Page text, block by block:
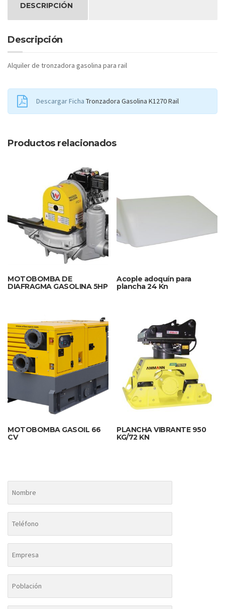
DESCRIPCIÓN
Descripción
Alquiler de tronzadora gasolina para rail
Descargar Ficha Tronzadora Gasolina K1270 Rail
Productos relacionados
MOTOBOMBA DE
DIAFRAGMA GASOLINA 5HP
Acople adoquín para
plancha 24 Kn
MOTOBOMBA GASOIL 66
CV
PLANCHA VIBRANTE 950
KG/72 KN